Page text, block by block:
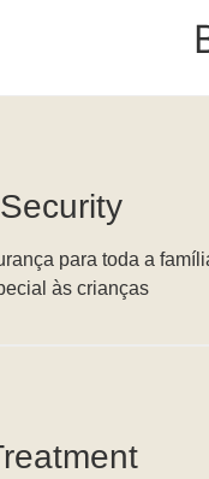
Security
para toda a
às crianças